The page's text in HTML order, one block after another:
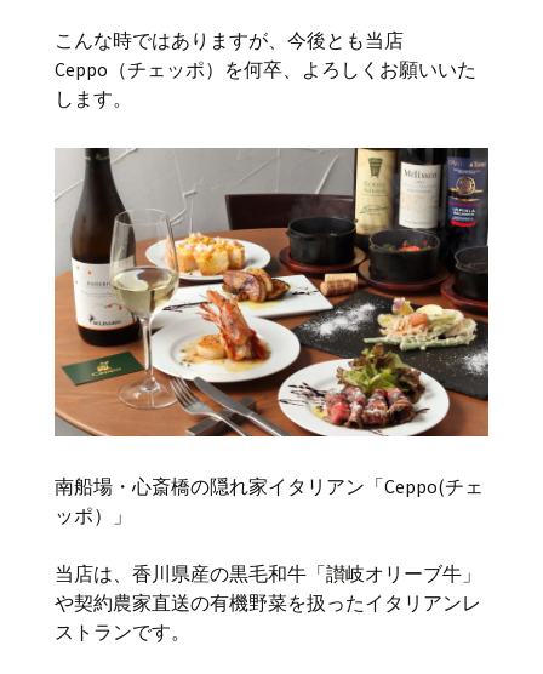
こんな時ではありますが、今後とも当店
Ceppo（チェッポ）を何卒、よろしくお願いいた
します。
南船場・心斎橋の隠れ家イタリアン「Ceppo(チェ
ッポ）」
当店は、香川県産の黒毛和牛「讃岐オリーブ牛」
や契約農家直送の有機野菜を扱ったイタリアンレ
ストランです。